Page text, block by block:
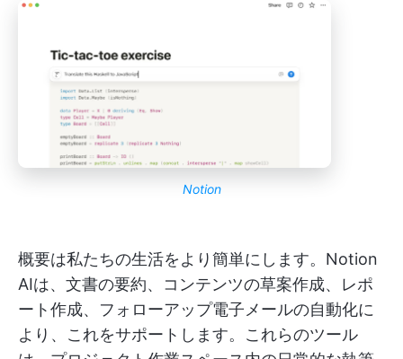
Notion
概要は私たちの生活をより簡単にします。Notion
AIは、文書の要約、コンテンツの草案作成、レポ
ート作成、フォローアップ電子メールの自動化に
より、これをサポートします。これらのツール